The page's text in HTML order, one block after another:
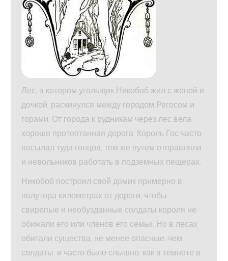
Лес, в котором угольщик Никобоб жил с женой и
дочкой, раскинулся между городом Регосом и
горами. От города к рудникам через лес вела
хорошо протоптанная дорога. Король Гос часто
посылал туда гонцов, тем же путем отправляли
и невольников работать в подземных пещерах.
Никобоб построил свой домик примерно в
полутора километрах от дороги, чтобы
свирепые и необузданные солдаты короля не
обижали его или членов его семьи. Но в лесах
обитали существа, не менее опасные, чем
солдаты, и часто было слышно, как в темноте в